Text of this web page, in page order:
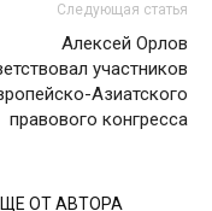
Следующая статья
Алексей Орлов
участников
Азиатского
правового конгресса
ОТ АВТОРА